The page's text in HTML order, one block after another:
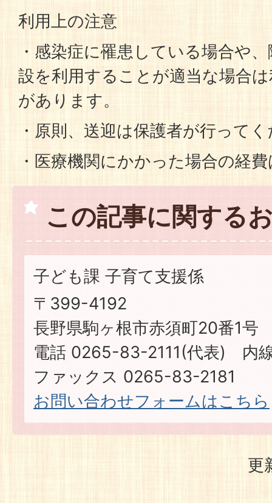
利用上の注意
・感染症に罹患している場合や
設を利用することが適当な場合
があります。
・原則、送迎は保護者が行って
・医療機関にかかった場合の経
この記事に関する
子ども課 子育て支援係
〒399-4192
長野県駒ヶ根市赤須町20番1号
電話 0265-83-2111(代表) 内
ファックス 0265-83-2181
お問い合わせフォームはこちら
更